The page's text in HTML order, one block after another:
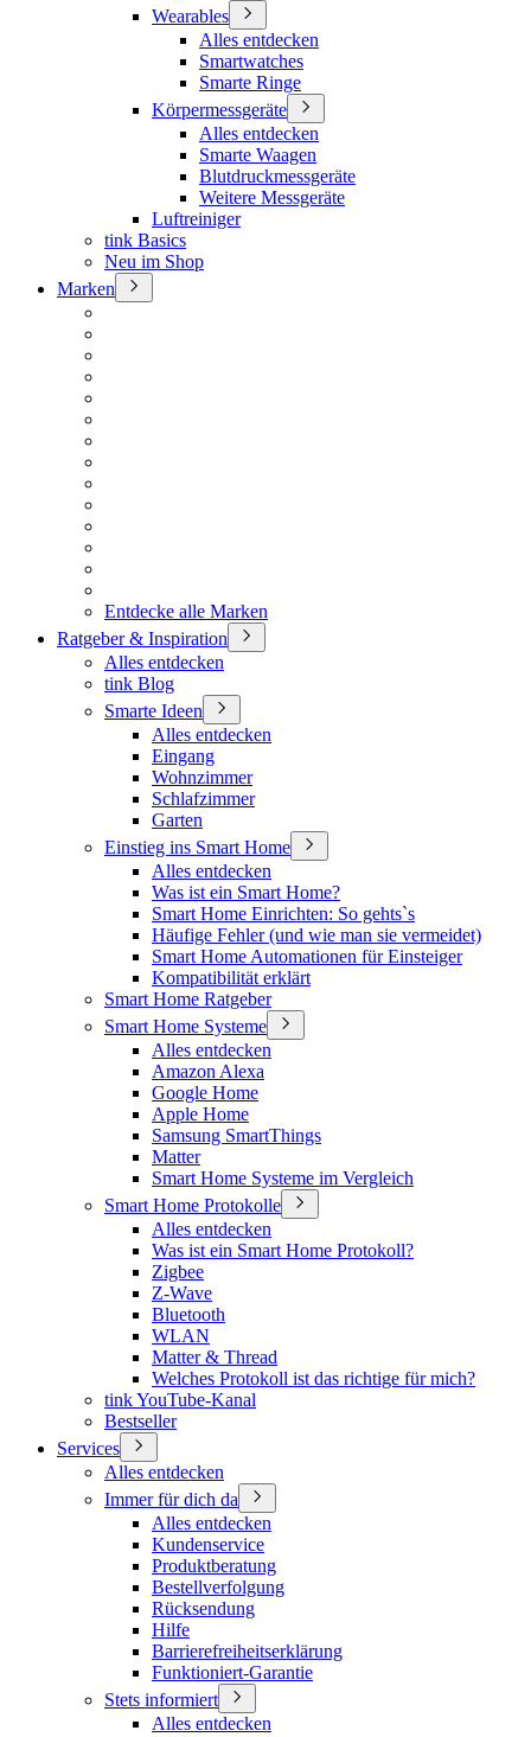
Wearables
Alles entdecken
Smartwatches
Smarte Ringe
Körpermessgeräte
Alles entdecken
Smarte Waagen
Blutdruckmessgeräte
Weitere Messgeräte
Luftreiniger
tink Basics
Neu im Shop
Marken
Entdecke alle Marken
Ratgeber & Inspiration
Alles entdecken
tink Blog
Smarte Ideen
Alles entdecken
Eingang
Wohnzimmer
Schlafzimmer
Garten
Einstieg ins Smart Home
Alles entdecken
Was ist ein Smart Home?
Smart Home Einrichten: So gehts`s
Häufige Fehler (und wie man sie vermeidet)
Smart Home Automationen für Einsteiger
Kompatibilität erklärt
Smart Home Ratgeber
Smart Home Systeme
Alles entdecken
Amazon Alexa
Google Home
Apple Home
Samsung SmartThings
Matter
Smart Home Systeme im Vergleich
Smart Home Protokolle
Alles entdecken
Was ist ein Smart Home Protokoll?
Zigbee
Z-Wave
Bluetooth
WLAN
Matter & Thread
Welches Protokoll ist das richtige für mich?
tink YouTube-Kanal
Bestseller
Services
Alles entdecken
Immer für dich da
Alles entdecken
Kundenservice
Produktberatung
Bestellverfolgung
Rücksendung
Hilfe
Barrierefreiheitserklärung
Funktioniert-Garantie
Stets informiert
Alles entdecken